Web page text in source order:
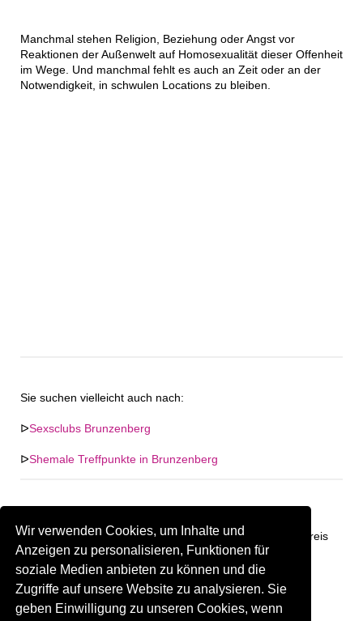
Wir verwenden Cookies, um Inhalte und
Anzeigen zu personalisieren, Funktionen für
soziale Medien anbieten zu können und die
Zugriffe auf unsere Website zu analysieren. Sie
geben Einwilligung zu unseren Cookies, wenn
Manchmal stehen Religion, Beziehung oder Angst vor
Reaktionen der Außenwelt auf Homosexualität dieser Offenheit
im Wege. Und manchmal fehlt es auch an Zeit oder an der
Notwendigkeit, in schwulen Locations zu bleiben.
Sie suchen vielleicht auch nach:
ᐅSexsclubs Brunzenberg
ᐅShemale Treffpunkte in Brunzenberg
Keine Firma in "Brunzenberg" gefunden. Firmen im Umkreis
von "Brunzenberg".
239.82 km Gay Treffpunkt Greiz
Sind Sie oder kennen Sie eine(n) Gay Treffpunkt in